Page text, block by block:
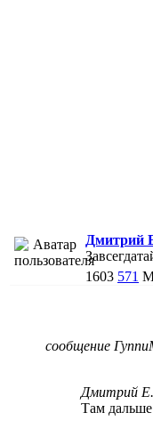
Дмитрий
1603 571
сообщение
Дмитрий Е.
Там